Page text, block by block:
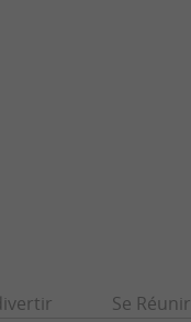
Se Réunir